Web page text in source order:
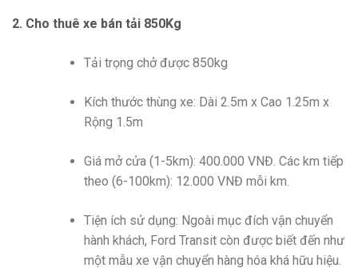
2. Cho thuê xe bán tải 850Kg
Tải trọng chở được 850kg
Kích thước thùng xe: Dài 2.5m x Cao 1.25m x
Rộng 1.5m
Giá mở cửa (1-5km): 400.000 VNĐ. Các km tiếp
theo (6-100km): 12.000 VNĐ mỗi km.
Tiện ích sử dụng: Ngoài mục đích vận chuyển
hành khách, Ford Transit còn được biết đến như
một mẫu xe vận chuyển hàng hóa khá hữu hiệu.